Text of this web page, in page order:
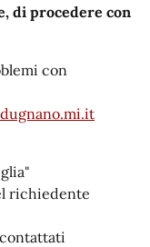
di procedere con
con
richiedente